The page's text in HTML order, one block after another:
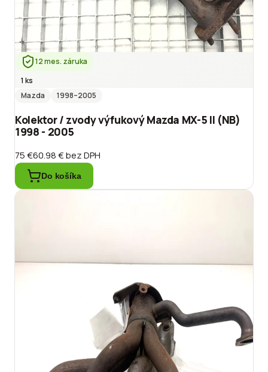
12 mes. záruka
1 ks
Mazda
1998–2005
Kolektor / zvody výfukový Mazda MX-5 II (NB)
1998 - 2005
75 €60.98 €bez DPH
Do košíka